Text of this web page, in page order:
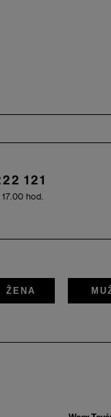
121
hod.
ŽENA